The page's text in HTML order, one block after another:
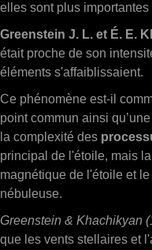
elles sont plus
Greenstein J. L. et É. E.
était proche de son
éléments s'affaiblissaient.
Ce phénomène est-il
point commun ainsi
la complexité des
principal de l'étoile, mais
magnétique de l'étoile et
nébuleuse.
Greenstein & Khachikyan
que les vents stellaires et